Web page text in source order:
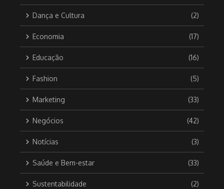
Dança e Cultura (2)
Economia (17)
Educação (16)
Fashion (5)
Marketing (33)
Negócios (42)
Notícias (3)
Saúde e Bem-estar (33)
Sustentabilidade (2)